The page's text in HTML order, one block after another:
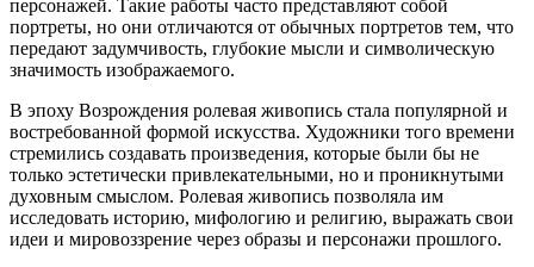
персонажей. Такие работы часто представляют собой
портреты, но они отличаются от обычных портретов тем, что
передают задумчивость, глубокие мысли и символическую
значимость изображаемого.
В эпоху Возрождения ролевая живопись стала популярной и
востребованной формой искусства. Художники того времени
стремились создавать произведения, которые были бы не
только эстетически привлекательными, но и проникнутыми
духовным смыслом. Ролевая живопись позволяла им
исследовать историю, мифологию и религию, выражать свои
идеи и мировоззрение через образы и персонажи прошлого.